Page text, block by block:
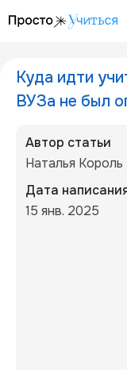
Куда идти
ВУЗа не был
Автор статьи
Наталья Король
Дата
15 янв. 2025